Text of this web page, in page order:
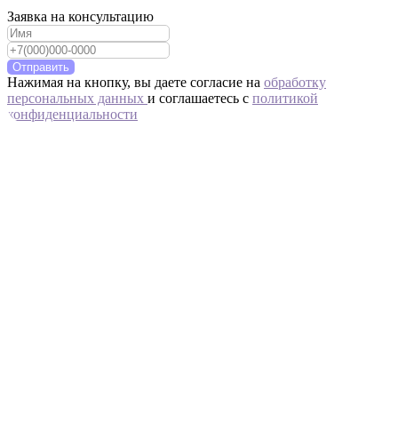
Заявка на консультацию
Отправить
Нажимая на кнопку, вы даете согласие на обработку
персональных данных и соглашаетесь c политикой
конфиденциальности